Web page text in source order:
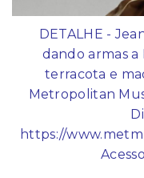
DETALHE -
dando armas a
terracota e
Metropolitan
https://